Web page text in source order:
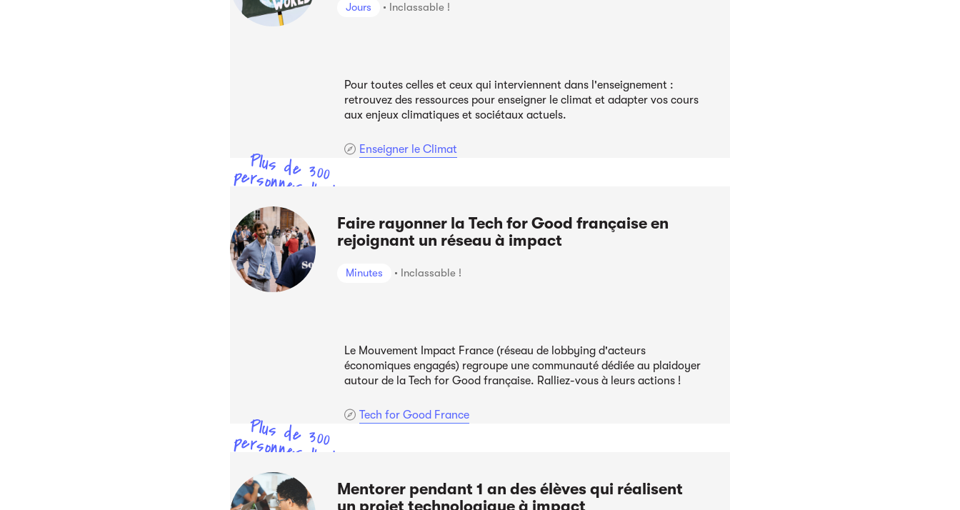
Jours Inclassable !
Pour toutes celles et ceux qui interviennent dans l'enseignement :
retrouvez des ressources pour enseigner le climat et adapter vos cours
aux enjeux climatiques et sociétaux actuels.
Enseigner le Climat
Plus de 300
personnes l'ont
testé
Faire rayonner la Tech for Good française en
rejoignant un réseau à impact
Minutes Inclassable !
Le Mouvement Impact France (réseau de lobbying d'acteurs
économiques engagés) regroupe une communauté dédiée au plaidoyer
autour de la Tech for Good française. Ralliez-vous à leurs actions !
Tech for Good France
Plus de 300
personnes l'ont
testé
Mentorer pendant 1 an des élèves qui réalisent
un projet technologique à impact